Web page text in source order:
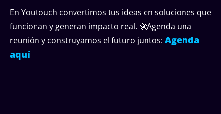
En Youtouch convertimos tus ideas en soluciones que
funcionan y generan impacto real. 🚀Agenda una
reunión y construyamos el futuro juntos: Agenda
aquí